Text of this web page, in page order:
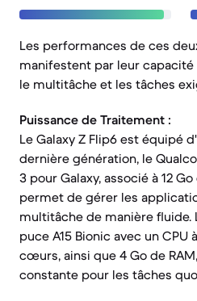
Les performances de ces
manifestent par leur
le multitâche et les tâches
Puissance de Traitement :
Le Galaxy Z Flip6 est équipé
dernière génération, le
3 pour Galaxy, associé à 12
permet de gérer les
multitâche de manière fluide.
puce A15 Bionic avec un
cœurs, ainsi que 4 Go de
constante pour les tâches